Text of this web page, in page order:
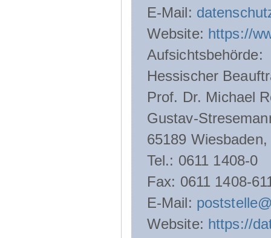
E-Mail:
Website: https://
Aufsichtsbehörde:
Hessischer
Prof. Dr. Michael
Gustav-
65189
Tel.: 0611 1408-0
Fax: 0611 1408-
E-Mail:
Website: https://